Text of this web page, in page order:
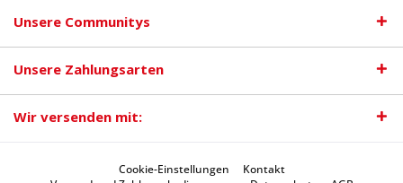
Unsere Communitys
Unsere Zahlungsarten
Wir versenden mit:
Cookie-Einstellungen
Kontakt